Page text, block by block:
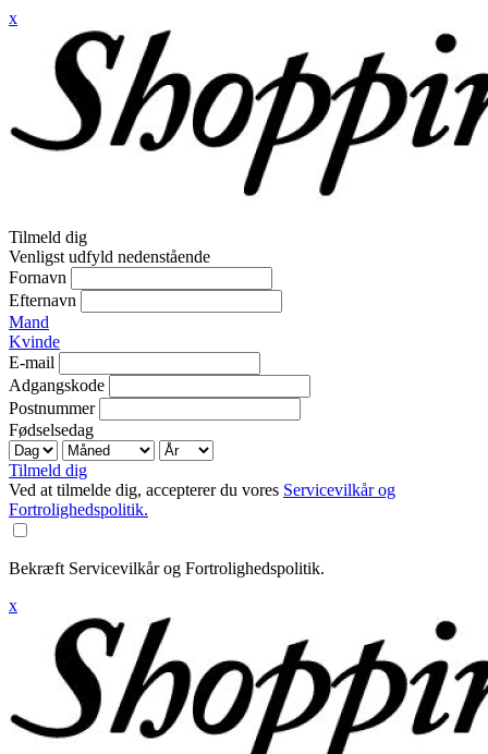
x
Tilmeld dig
Venligst udfyld nedenstående
Fornavn
Efternavn
Mand
Kvinde
E-mail
Adgangskode
Postnummer
Fødselsedag
Tilmeld dig
Ved at tilmelde dig, accepterer du vores Servicevilkår og
Fortrolighedspolitik.
Bekræft Servicevilkår og Fortrolighedspolitik.
x